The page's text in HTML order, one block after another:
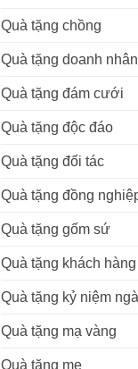
Quà tặng chồng
Quà tặng doanh nhân
Quà tặng đám cưới
Quà tặng độc đáo
Quà tặng đối tác
Quà tặng đồng
Quà tặng gốm sứ
Quà tặng khách hàng
Quà tặng kỷ niệm
Quà tặng mạ vàng
Quà tặng mẹ